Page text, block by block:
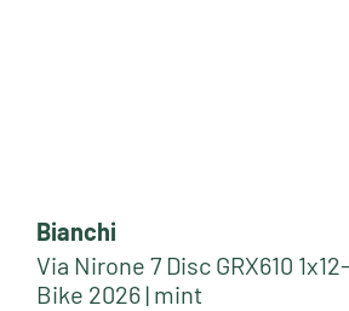
Bianchi
Via Nirone 7 Disc GRX610
Bike 2026 | mint